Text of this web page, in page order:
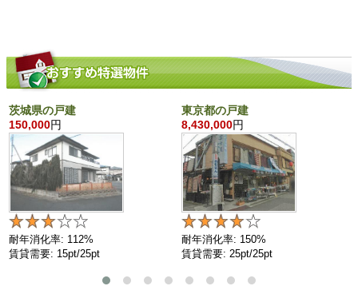
茨城県の戸建
150,000円
耐年消化率: 112%
賃貸需要: 15pt/25pt
東京都の戸建
8,430,000円
耐年消化率: 150%
賃貸需要: 25pt/25pt